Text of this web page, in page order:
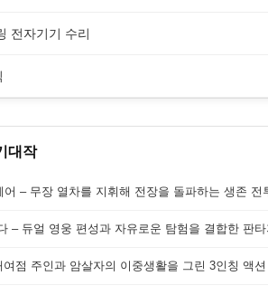
전자기기 수리
대작
어 – 무장 열차를 지휘해 전장을 돌파하는 생존 전
– 듀얼 영웅 편성과 자유로운 탐험을 결합한 판
점 주인과 암살자의 이중생활을 그린 3인칭 액